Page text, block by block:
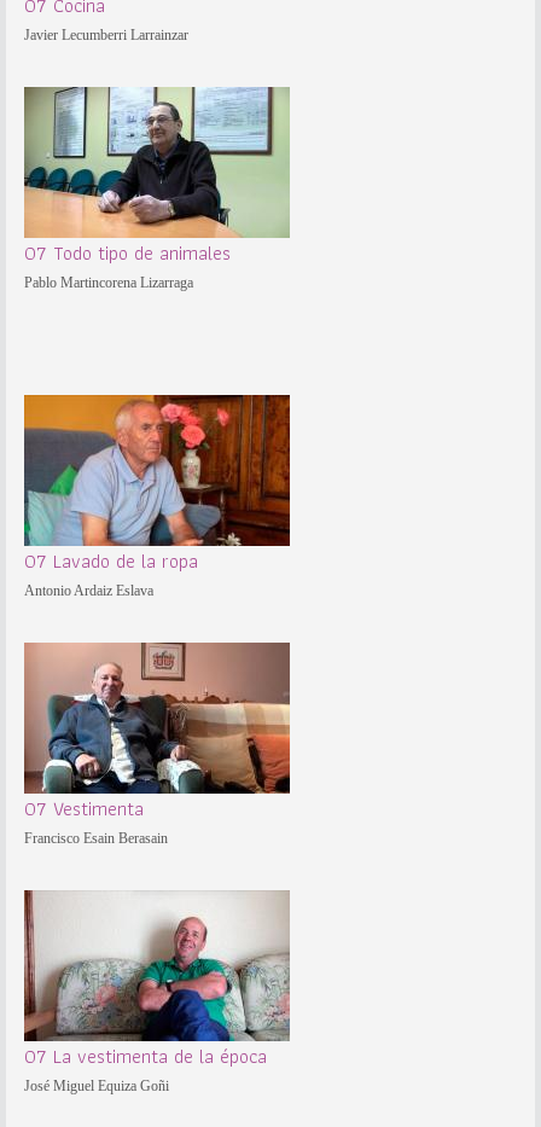
Javier Lecumberri Larrainzar
07 Todo tipo de animales
Pablo Martincorena Lizarraga
07 Lavado de la ropa
Antonio Ardaiz Eslava
07 Vestimenta
Francisco Esain Berasain
07 La vestimenta de la época
José Miguel Equiza Goñi